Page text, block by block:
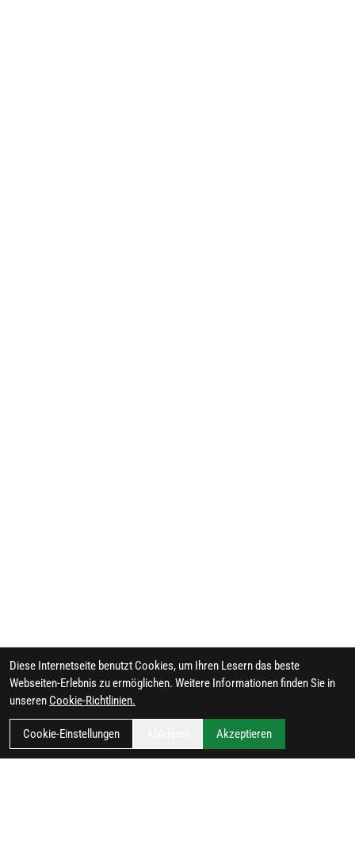
Diese Internetseite benutzt Cookies, um Ihren Lesern das beste
Webseiten-Erlebnis zu ermöglichen. Weitere Informationen finden Sie in
unseren Cookie-Richtlinien.
Cookie-Einstellungen Akzeptieren